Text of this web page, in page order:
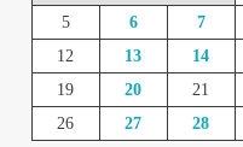
5
6 7
12
13 14
19
20 21
26
27 28